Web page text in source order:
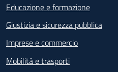
Educazione e formazione
Giustizia e sicurezza pubblica
Imprese e commercio
Mobilità e trasporti